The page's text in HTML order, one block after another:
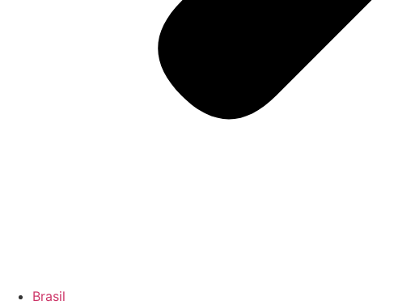
Brasil